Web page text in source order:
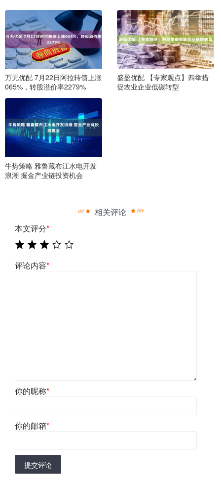
万无优配 7月22日阿拉转债上涨
065%，转股溢价率2279%
盛盈优配 【专家观点】四举措
促农业企业低碳转型
牛势策略 雅鲁藏布江水电开发
浪潮 掘金产业链投资机会
相关评论
本文评分*
评论内容*
你的昵称*
你的邮箱*
提交评论